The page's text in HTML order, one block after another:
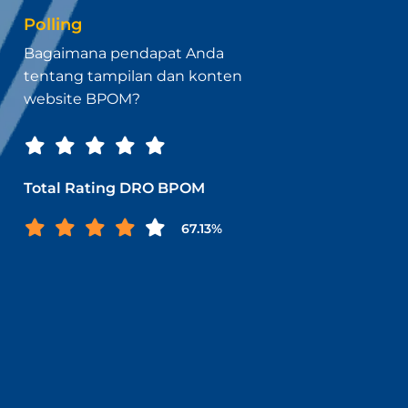
Polling
Bagaimana pendapat Anda
tentang tampilan dan konten
website BPOM?
Total Rating DRO BPOM
67.13%